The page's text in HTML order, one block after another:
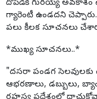
దోపిడీకి గురయ్యే అవకాశం
గ్యారెంటీ ఉండదని
పలు కీలక సూచనలు
*ముఖ్య సూచనలు..*
"దసరా పండగ సెలవులకు
ఆభరణాలు, డబ్బులు,